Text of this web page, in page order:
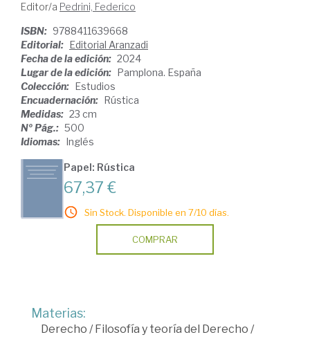
Editor/a Pedrini, Federico
ISBN: 9788411639668
Editorial: Editorial Aranzadi
Fecha de la edición: 2024
Lugar de la edición: Pamplona. España
Colección: Estudios
Encuadernación: Rústica
Medidas: 23 cm
Nº Pág.: 500
Idiomas: Inglés
Papel: Rústica
67,37 €
Sin Stock. Disponible en 7/10 días.
COMPRAR
Materias:
Derecho / Filosofía y teoría del Derecho /